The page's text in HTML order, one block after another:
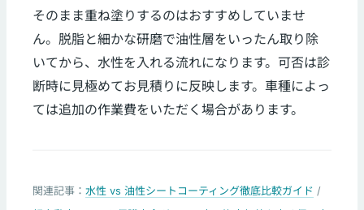
そのまま重ね塗りするのはおすすめしていませ
ん。脱脂と細かな研磨で油性層をいったん取り除
いてから、水性を入れる流れになります。可否は診
断時に見極めてお見積りに反映します。車種によっ
ては追加の作業費をいただく場合があります。
関連記事：水性 vs 油性シートコーティング徹底比較ガイド /